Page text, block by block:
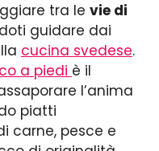
tra le vie di
guidare dai
cucina svedese.
a piedi è il
l’anima
piatti
carne, pesce e